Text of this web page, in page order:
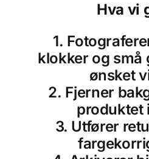
Hva vi
1.
klokker og små
ønsket
2. Fjerner
produktet
3. Utfører